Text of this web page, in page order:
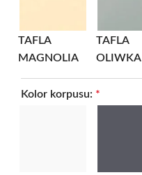
TAFLA
MAGNOLIA
TAFLA
OLIWKA
Kolor korpusu: *